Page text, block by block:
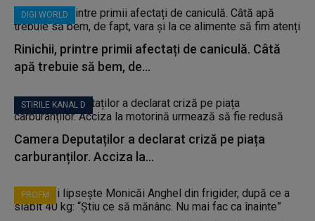
DIGI WORLD
Rinichii, printre primii afectați de caniculă. Câtă
apă trebuie să bem, de...
STIRILE KANAL D
Camera Deputaților a declarat criză pe piața
carburanților. Acciza la...
PROFM